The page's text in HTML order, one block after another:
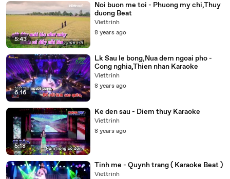
5:43
Noi buon me toi - Phuong my chi,Thuy
duong Beat
Viettrinh
8 years ago
6:16
Lk Sau le bong,Nua dem ngoai pho -
Cong nghia,Thien nhan Karaoke
Viettrinh
8 years ago
5:18
Ke den sau - Diem thuy Karaoke
Viettrinh
8 years ago
Tinh me - Quynh trang ( Karaoke Beat )
Viettrinh